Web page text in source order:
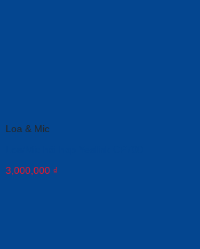
Loa & Mic
3,000,000 ₫